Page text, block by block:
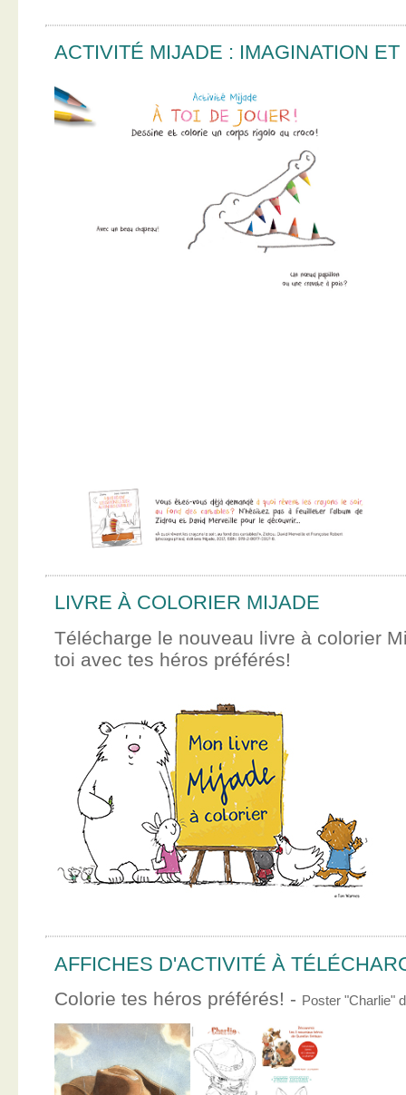
ACTIVITÉ MIJADE : IMAGINATION
LIVRE À COLORIER MIJADE
Télécharge le nouveau livre à colorier
toi avec tes héros préférés!
AFFICHES D'ACTIVITÉ À
Colorie tes héros préférés! - Poster "Charlie"